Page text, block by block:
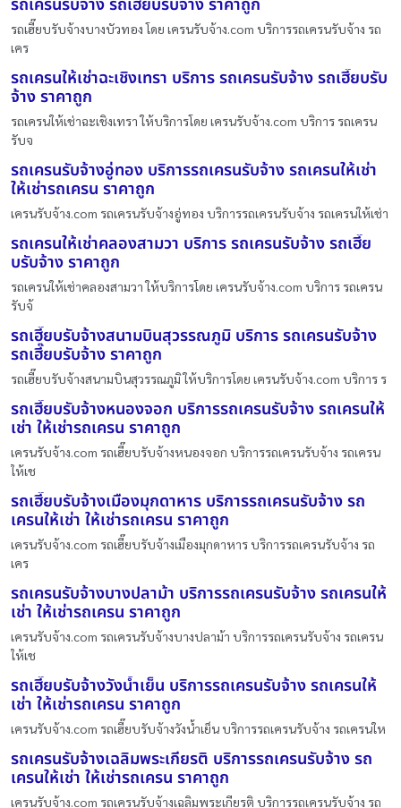
รถเฮี๊ยบรับจ้างบางบัวทอง โดย เครนรับจ้าง.com บริการรถเครนรับจ้าง รถ
เคร
รถเครนให้เช่าฉะเชิงเทรา บริการ รถเครนรับจ้าง รถเฮี๊ยบรับ
จ้าง ราคาถูก
รถเครนให้เช่าฉะเชิงเทรา ให้บริการโดย เครนรับจ้าง.com บริการ รถเครน
รับจ
รถเครนรับจ้างอู่ทอง บริการรถเครนรับจ้าง รถเครนให้เช่า
ให้เช่ารถเครน ราคาถูก
เครนรับจ้าง.com รถเครนรับจ้างอู่ทอง บริการรถเครนรับจ้าง รถเครนให้เช่า
รถเครนให้เช่าคลองสามวา บริการ รถเครนรับจ้าง รถเฮี๊ย
บรับจ้าง ราคาถูก
รถเครนให้เช่าคลองสามวา ให้บริการโดย เครนรับจ้าง.com บริการ รถเครน
รับจ้
รถเฮี๊ยบรับจ้างสนามบินสุวรรณภูมิ บริการ รถเครนรับจ้าง
รถเฮี๊ยบรับจ้าง ราคาถูก
รถเฮี๊ยบรับจ้างสนามบินสุวรรณภูมิ ให้บริการโดย เครนรับจ้าง.com บริการ ร
รถเฮี๊ยบรับจ้างหนองจอก บริการรถเครนรับจ้าง รถเครนให้
เช่า ให้เช่ารถเครน ราคาถูก
เครนรับจ้าง.com รถเฮี๊ยบรับจ้างหนองจอก บริการรถเครนรับจ้าง รถเครน
ให้เช
รถเฮี๊ยบรับจ้างเมืองมุกดาหาร บริการรถเครนรับจ้าง รถ
เครนให้เช่า ให้เช่ารถเครน ราคาถูก
เครนรับจ้าง.com รถเฮี๊ยบรับจ้างเมืองมุกดาหาร บริการรถเครนรับจ้าง รถ
เคร
รถเครนรับจ้างบางปลาม้า บริการรถเครนรับจ้าง รถเครนให้
เช่า ให้เช่ารถเครน ราคาถูก
เครนรับจ้าง.com รถเครนรับจ้างบางปลาม้า บริการรถเครนรับจ้าง รถเครน
ให้เช
รถเฮี๊ยบรับจ้างวังน้ำเย็น บริการรถเครนรับจ้าง รถเครนให้
เช่า ให้เช่ารถเครน ราคาถูก
เครนรับจ้าง.com รถเฮี๊ยบรับจ้างวังน้ำเย็น บริการรถเครนรับจ้าง รถเครนให
รถเครนรับจ้างเฉลิมพระเกียรติ บริการรถเครนรับจ้าง รถ
เครนให้เช่า ให้เช่ารถเครน ราคาถูก
เครนรับจ้าง.com รถเครนรับจ้างเฉลิมพระเกียรติ บริการรถเครนรับจ้าง รถ